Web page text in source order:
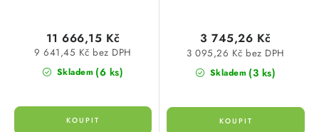
Skladem (6 ks)
9 641,45 Kč bez DPH
11 666,15 Kč
Skladem (3 ks)
3 095,26 Kč bez DPH
3 745,26 Kč